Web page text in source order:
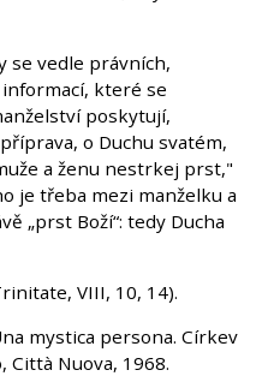
se vedle právních,
které se
poskytují,
o Duchu svatém,
a ženu nestrkej prst,"
je třeba mezi manželku a
„prst Boží“: tedy Ducha
VIII, 10, 14).
mystica persona. Církev
Città Nuova, 1968.